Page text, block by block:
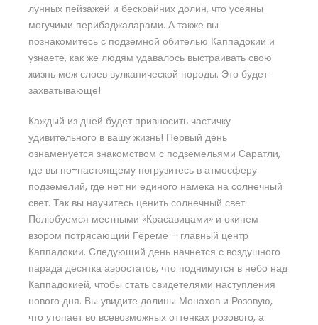
лунных пейзажей и бескрайних долин, что усеяны
могучими перибаджаларами. А также вы
познакомитесь с подземной обителью Каппадокии и
узнаете, как же людям удавалось выстраивать свою
жизнь меж слоев вулканической породы. Это будет
захватывающе!
Каждый из дней будет привносить частичку
удивительного в вашу жизнь! Первый день
ознаменуется знакомством с подземельями Саратли,
где вы по-настоящему погрузитесь в атмосферу
подземелий, где нет ни единого намека на солнечный
свет. Так вы научитесь ценить солнечный свет.
Полюбуемся местными «Красавицами» и окинем
взором потрясающий Гёреме – главный центр
Каппадокии. Следующий день начнется с воздушного
парада десятка аэростатов, что поднимутся в небо над
Каппадокией, чтобы стать свидетелями наступления
нового дня. Вы увидите долины Монахов и Розовую,
что утопает во всевозможных оттенках розового, а